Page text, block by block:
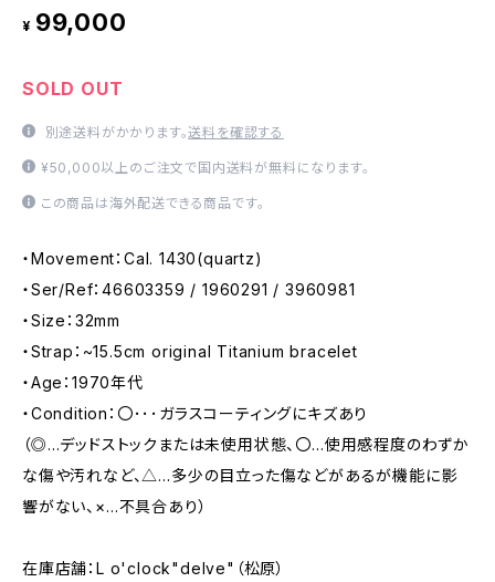
¥ 99,000
SOLD OUT
別途送料がかかります。送料を確認する
¥50,000以上のご注文で国内送料が無料になります。
この商品は海外配送できる商品です。
・Movement：Cal. 1430(quartz)
・Ser/Ref：46603359 / 1960291 / 3960981
・Size：32mm
・Strap：~15.5cm original Titanium bracelet
・Age：1970年代
・Condition：〇･･･ガラスコーティングにキズあり
（◎…デッドストックまたは未使用状態、〇…使用感程度のわずか
な傷や汚れなど、△…多少の目立った傷などがあるが機能に影
響がない、×…不具合あり）
在庫店舗：L o'clock"delve"（松原）